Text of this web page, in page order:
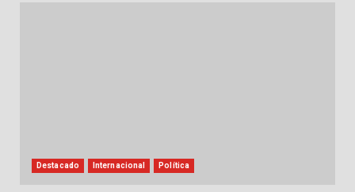
Destacado Internacional Política